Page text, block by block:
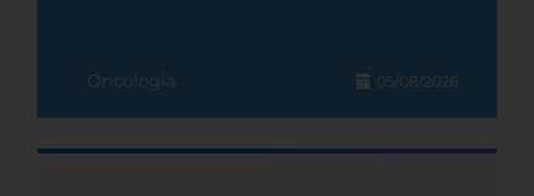
Oncologia 05/08/2026